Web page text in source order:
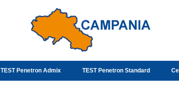
TEST Penetron Admix TEST Penetron Standard